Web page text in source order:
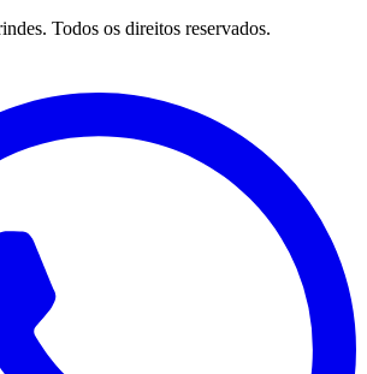
Todos os direitos reservados.